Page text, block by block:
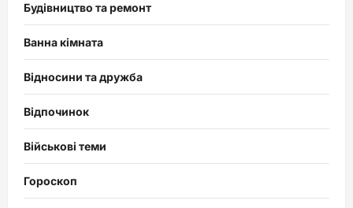
Будівництво та ремонт
Ванна кімната
Відносини та дружба
Відпочинок
Військові теми
Гороскоп